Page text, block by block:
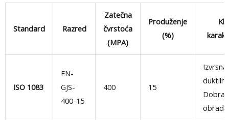
Standard Razred
Zatečna
čvrstoća
(MPA)
Produženje
(%)
ISO 1083
EN-
GJS-
400-15
400 15
Izvrsna
Dobra